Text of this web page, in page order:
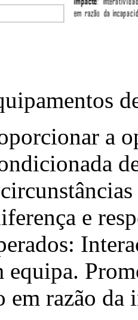
a
e
equipa.
em razão da